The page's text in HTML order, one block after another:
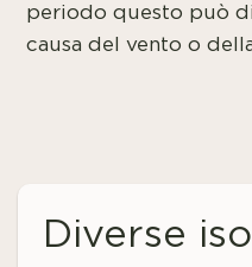
periodo questo può
causa del vento o
Diverse